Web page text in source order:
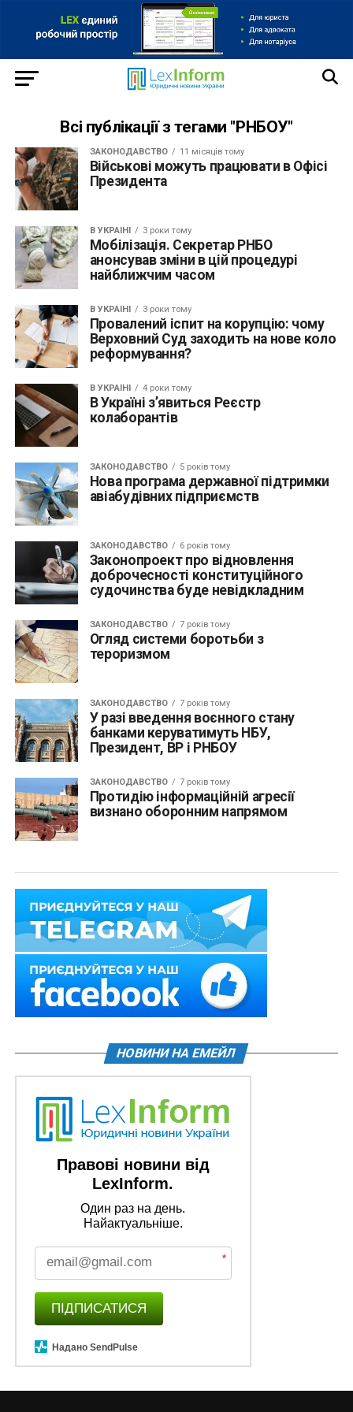
Всі публікації з тегами "РНБОУ"
ЗАКОНОДАВСТВО 11 місяців тому
Військові можуть працювати в Офісі
Президента
В УКРАЇНІ 3 роки тому
Мобілізація. Секретар РНБО
анонсував зміни в цій процедурі
найближчим часом
В УКРАЇНІ 3 роки тому
Провалений іспит на корупцію: чому
Верховний Суд заходить на нове коло
реформування?
В УКРАЇНІ 4 роки тому
В Україні з’явиться Реєстр
колаборантів
ЗАКОНОДАВСТВО 5 років тому
Нова програма державної підтримки
авіабудівних підприємств
ЗАКОНОДАВСТВО 6 років тому
Законопроект про відновлення
доброчесності конституційного
судочинства буде невідкладним
ЗАКОНОДАВСТВО 7 років тому
Огляд системи боротьби з
тероризмом
ЗАКОНОДАВСТВО 7 років тому
У разі введення воєнного стану
банками керуватимуть НБУ,
Президент, ВР і РНБОУ
ЗАКОНОДАВСТВО 7 років тому
Протидію інформаційній агресії
визнано оборонним напрямом
НОВИНИ НА ЕМЕЙЛ
Правові новини від
LexInform.
Один раз на день.
Найактуальніше.
*
ПІДПИСАТИСЯ
Надано SendPulse